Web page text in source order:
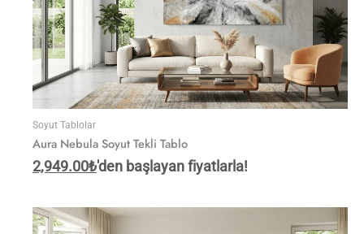
Soyut Tablolar
Aura Nebula Soyut Tekli Tablo
2,949.00₺'den başlayan fiyatlarla!